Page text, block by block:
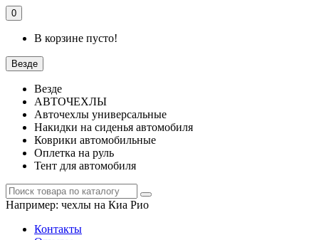
0
В корзине пусто!
Везде
Везде
АВТОЧЕХЛЫ
Авточехлы универсальные
Накидки на сиденья автомобиля
Коврики автомобильные
Оплетка на руль
Тент для автомобиля
Например: чехлы на Киа Рио
Контакты